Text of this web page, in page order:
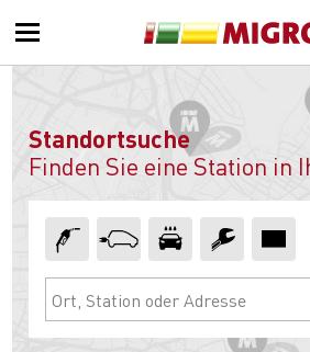
Standortsuche
Finden Sie eine Station in